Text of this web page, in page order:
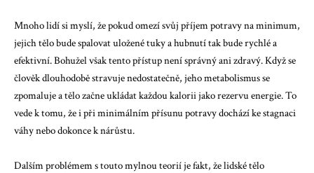
Mnoho lidí si myslí, že pokud omezí svůj příjem potravy na minimum,
jejich tělo bude spalovat uložené tuky a hubnutí tak bude rychlé a
efektivní. Bohužel však tento přístup není správný ani zdravý. Když se
člověk dlouhodobě stravuje nedostatečně, jeho metabolismus se
zpomaluje a tělo začne ukládat každou kalorii jako rezervu energie. To
vede k tomu, že i při minimálním přísunu potravy dochází ke stagnaci
váhy nebo dokonce k nárůstu.
Dalším problémem s touto mylnou teorií je fakt, že lidské tělo